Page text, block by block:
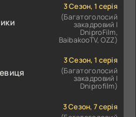
3 Сезон, 1 серія
(Багатоголосий
закадровий |
DniproFilm,
BaibakooTV, OZZ)
3 Сезон, 1 серія
(Багатоголосий
закадровий |
Dniprofilm)
3 Сезон, 7 серія